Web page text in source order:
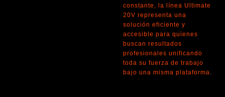
constante, la línea Ultimate
20V representa una
solución eficiente y
accesible para quienes
buscan resultados
profesionales unificando
toda su fuerza de trabajo
bajo una misma plataforma.